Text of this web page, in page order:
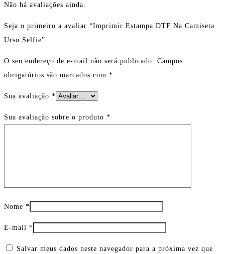
Não há avaliações ainda.
Seja o primeiro a avaliar “Imprimir Estampa DTF Na Camiseta
Urso Selfie”
O seu endereço de e-mail não será publicado.
Campos
obrigatórios são marcados com *
Sua avaliação *
Sua avaliação sobre o produto *
Nome *
E-mail *
Salvar meus dados neste navegador para a próxima vez que